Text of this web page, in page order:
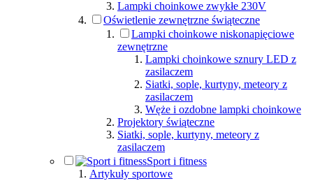
Lampki choinkowe zwykłe 230V
Oświetlenie zewnętrzne świąteczne
Lampki choinkowe niskonapięciowe
zewnętrzne
Lampki choinkowe sznury LED z
zasilaczem
Siatki, sople, kurtyny, meteory z
zasilaczem
Węże i ozdobne lampki choinkowe
Projektory świąteczne
Siatki, sople, kurtyny, meteory z
zasilaczem
Sport i fitness
Artykuły sportowe